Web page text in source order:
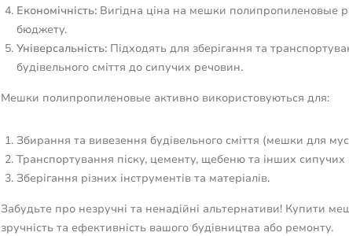
Економічність:Вигідна ціна на мешки полипропиленовые
бюджету.
Універсальність:Підходять для зберігання та
будівельного сміття до сипучих речовин.
Мешки полипропиленовые активно використовуються для:
Збирання та вивезення будівельного сміття (мешки для
Транспортування піску, цементу, щебеню та інших сипучих
Зберігання різних інструментів та матеріалів.
Забудьте про незручні та ненадійні альтернативи! Купити
зручність та ефективність вашого будівництва або ремонту.